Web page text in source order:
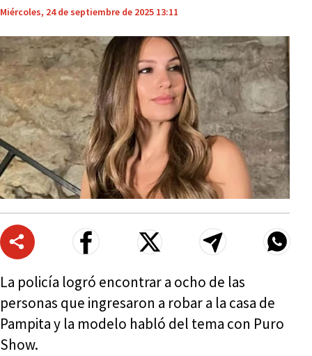
Miércoles, 24 de septiembre de 2025 13:11
La policía logró encontrar a ocho de las
personas que ingresaron a robar a la casa de
Pampita y la modelo habló del tema con Puro
Show.